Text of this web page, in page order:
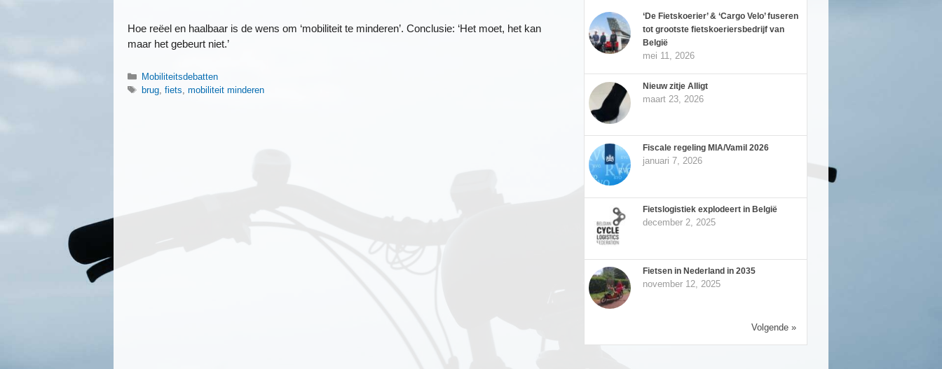
Hoe reëel en haalbaar is de wens om ‘mobiliteit te minderen’. Conclusie: ‘Het moet, het kan
maar het gebeurt niet.’
Categorieën
Mobiliteitsdebatten
Tags
brug ,fiets ,mobiliteit minderen
‘De Fietskoerier’ & ‘Cargo Velo’ fuseren
tot grootste fietskoeriersbedrijf van
België
mei 11, 2026
Nieuw zitje Alligt
maart 23, 2026
Fiscale regeling MIA/Vamil 2026
januari 7, 2026
Fietslogistiek explodeert in België
december 2, 2025
Fietsen in Nederland in 2035
november 12, 2025
Volgende »